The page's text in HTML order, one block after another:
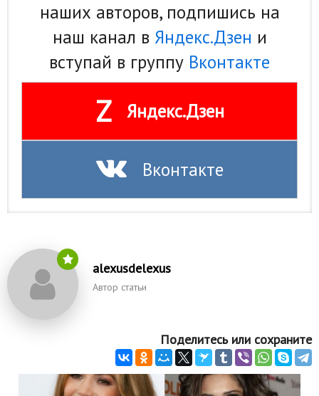
наших авторов, подпишись на
наш канал в Яндекс.Дзен и
вступай в группу Вконтакте
Z Яндекс.Дзен
Вконтакте
alexusdelexus
Автор статьи
Поделитесь или сохраните